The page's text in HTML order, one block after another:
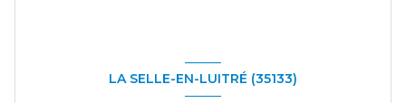
LA SELLE-EN-LUITRÉ (35133)